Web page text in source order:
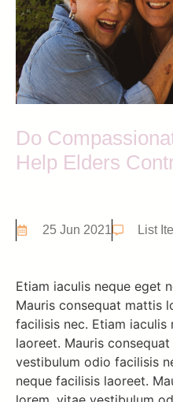
Do
Help Elders
25 Jun 2021 List
Etiam iaculis neque eget
Mauris consequat mattis
facilisis nec. Etiam
laoreet. Mauris
vestibulum odio facilisis
neque facilisis laoreet.